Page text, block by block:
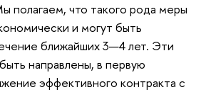
полагаем, что такого рода меры
и могут быть
ближайших 3—4 лет. Эти
направлены, в первую
эффективного контракта с